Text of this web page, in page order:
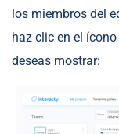
los miembros del
haz clic en el
deseas mostrar: